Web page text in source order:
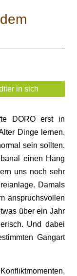
in sich
DORO erst in
Dinge lernen,
sein sollten.
einen Hang
uns noch sehr
Damals
anspruchsvollen
über ein Jahr
Und dabei
Gangart